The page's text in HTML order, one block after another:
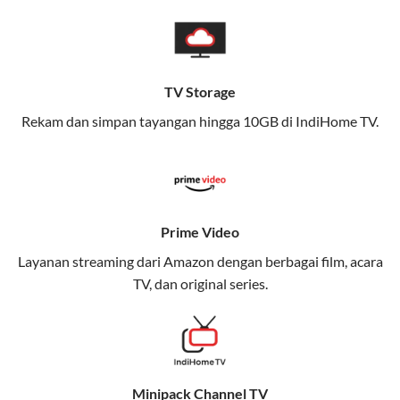
memungkinkan Anda menikmati internet cepat baik
di rumah maupun saat bepergian.
Dengan Telkomsel One, Anda tidak terikat pada satu
teknologi jaringan tertentu, sehingga bisa menikmati
Keunggulan Telkomsel One
Nikmati kecepatan internet super cepat untuk
streaming, gaming, dan bekerja dari rumah.
Memudahkan Anda dalam mengelola jaringan dan
meningkatkan keamanan.
Kuota Keluarga
TV Storage
Rekam dan simpan tayangan hingga 10GB di IndiHome TV.
Prime Video
Layanan streaming dari Amazon dengan berbagai film, acara
TV, dan original series.
Minipack Channel TV